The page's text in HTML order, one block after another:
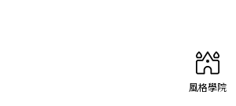
風格學院